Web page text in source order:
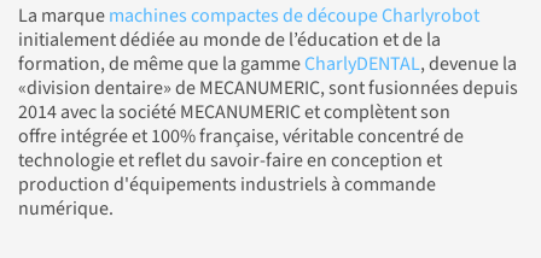
La marquemachines compactes de découpe Charlyrobot
initialement dédiée au monde de l’éducation et de la
formation, de même que la gammeCharlyDENTAL, devenue la
«division dentaire» de MECANUMERIC, sont fusionnées depuis
2014 avec la société MECANUMERIC et complètent son
offre intégrée et 100% française, véritable concentré de
technologie et reflet du savoir-faire en conception et
production d'équipements industriels à commande
numérique.